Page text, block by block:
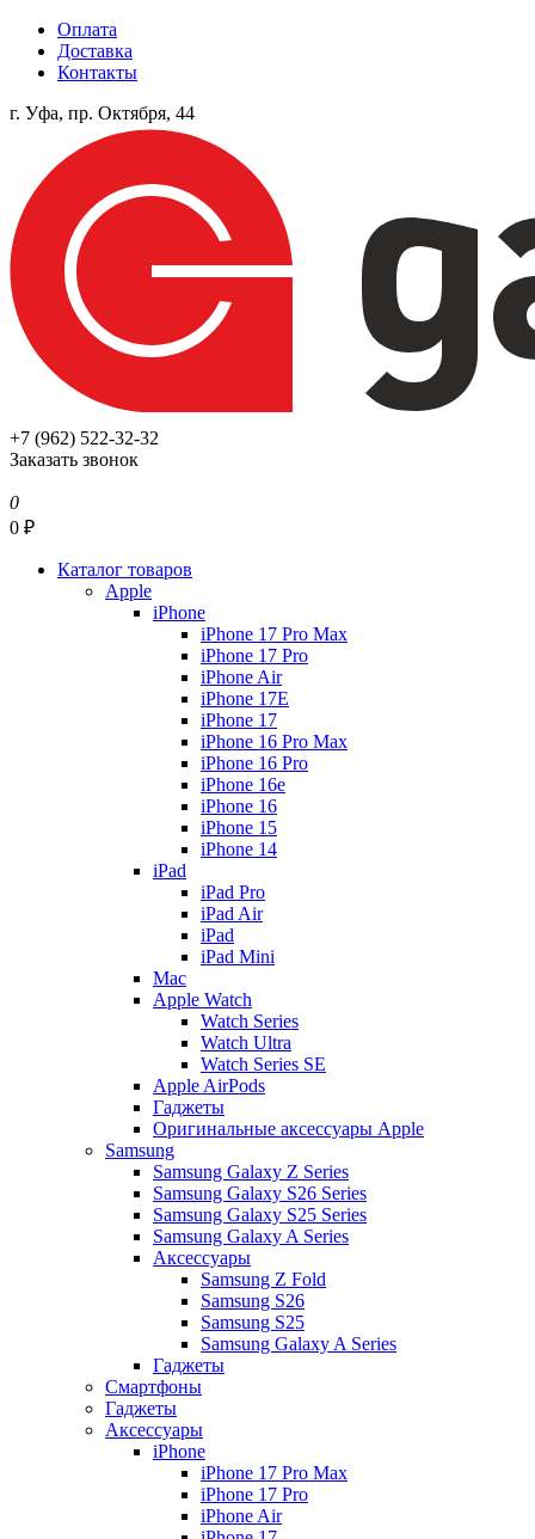
Оплата
Доставка
Контакты
г. Уфа, пр. Октября, 44
+7 (962) 522-32-32
Заказать звонок
0
0 ₽
Каталог товаров
Apple
iPhone
iPhone 17 Pro Max
iPhone 17 Pro
iPhone Air
iPhone 17E
iPhone 17
iPhone 16 Pro Max
iPhone 16 Pro
iPhone 16e
iPhone 16
iPhone 15
iPhone 14
iPad
iPad Pro
iPad Air
iPad
iPad Mini
Mac
Apple Watch
Watch Series
Watch Ultra
Watch Series SE
Apple AirPods
Гаджеты
Оригинальные аксессуары Apple
Samsung
Samsung Galaxy Z Series
Samsung Galaxy S26 Series
Samsung Galaxy S25 Series
Samsung Galaxy A Series
Аксессуары
Samsung Z Fold
Samsung S26
Samsung S25
Samsung Galaxy A Series
Гаджеты
Смартфоны
Гаджеты
Аксессуары
iPhone
iPhone 17 Pro Max
iPhone 17 Pro
iPhone Air